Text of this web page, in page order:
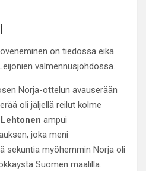
on tiedossa eikä
valmennusjohdossa.
Norja-ottelun avauserään
oli jäljellä reilut kolme
ampui
joka meni
sekuntia myöhemmin Norja oli
Suomen maalilla.